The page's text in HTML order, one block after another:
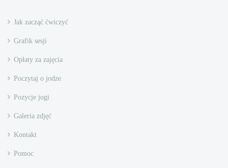
Jak zacząć ćwiczyć
Grafik sesji
Opłaty za zajęcia
Poczytaj o jodze
Pozycje jogi
Galeria zdjęć
Kontakt
Pomoc